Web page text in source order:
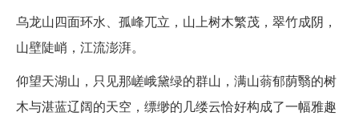
乌龙山四面环水、孤峰兀立，山上树木繁茂，翠竹成阴，
山壁陡峭，江流澎湃。
仰望天湖山，只见那嵯峨黛绿的群山，满山蓊郁荫翳的树
木与湛蓝辽阔的天空，缥缈的几缕云恰好构成了一幅雅趣